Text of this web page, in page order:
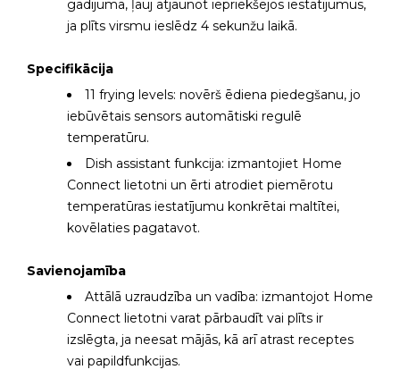
gadījumā, ļauj atjaunot iepriekšējos iestatījumus,
ja plīts virsmu ieslēdz 4 sekunžu laikā.
Specifikācija
11 frying levels: novērš ēdiena piedegšanu, jo
iebūvētais sensors automātiski regulē
temperatūru.
Dish assistant funkcija: izmantojiet Home
Connect lietotni un ērti atrodiet piemērotu
temperatūras iestatījumu konkrētai maltītei,
kovēlaties pagatavot.
Savienojamība
Attālā uzraudzība un vadība: izmantojot Home
Connect lietotni varat pārbaudīt vai plīts ir
izslēgta, ja neesat mājās, kā arī atrast receptes
vai papildfunkcijas.